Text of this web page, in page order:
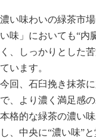
濃い味わいの緑茶市
い味」においても“内
く、しっかりとした
ています。
今回、石臼挽き抹茶
で、より濃く満足感
本格的な緑茶の濃い
し、中央に“濃い味”